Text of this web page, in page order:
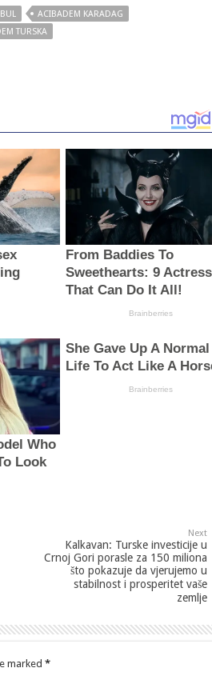
ACIBADEM KARADAG
TURSKA
Next
Kalkavan: Turske investicije u
Crnoj Gori porasle za 150 miliona
što pokazuje da vjerujemo u
stabilnost i prosperitet vaše
zemlje
marked *